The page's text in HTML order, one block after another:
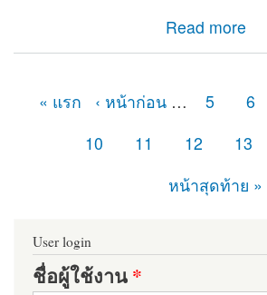
Read more
about เข้าเฟสบุ๊คไม่ได้ค่ะ
« แรก ‹ หน้าก่อน … 5 6
10
11 12 13
หน้าสุดท้าย »
User login
ชื่อผู้ใช้งาน*